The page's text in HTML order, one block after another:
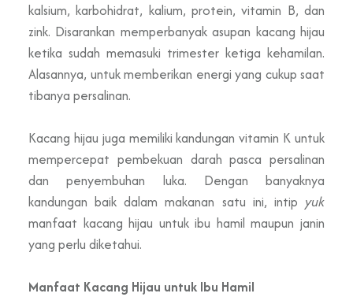
kalsium, karbohidrat, kalium, protein, vitamin B, dan
zink. Disarankan memperbanyak asupan kacang hijau
ketika sudah memasuki trimester ketiga kehamilan.
Alasannya, untuk memberikan energi yang cukup saat
tibanya persalinan.
Kacang hijau juga memilikikandungan vitamin K untuk
mempercepat pembekuan darah pasca persalinan
dan penyembuhan luka. Dengan banyaknya
kandungan baik dalam makanan satu ini, intip yuk
manfaat kacang hijau untuk ibu hamil maupun janin
yang perlu diketahui.
Manfaat Kacang Hijau untuk Ibu Hamil